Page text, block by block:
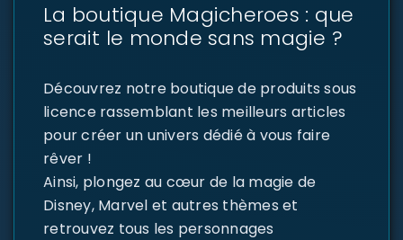
La boutique Magicheroes : que
serait le monde sans magie ?
Découvrez notre boutique de produits sous
licence rassemblant les meilleurs articles
pour créer un univers dédié à vous faire
rêver !
Ainsi, plongez au cœur de la magie de
Disney, Marvel et autres thèmes et
retrouvez tous les personnages